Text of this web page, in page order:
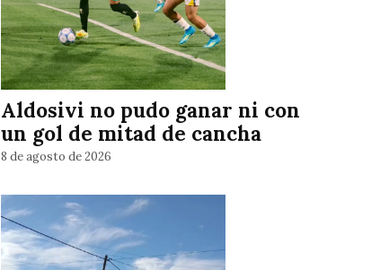
Aldosivi no pudo ganar ni con
un gol de mitad de cancha
8 de agosto de 2026